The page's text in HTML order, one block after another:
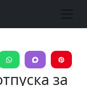
за